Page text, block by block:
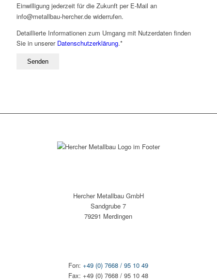
Einwilligung jederzeit für die Zukunft per E-Mail an
info@metallbau-hercher.de widerrufen.
Detaillierte Informationen zum Umgang mit Nutzerdaten finden
Sie in unserer Datenschutzerklärung.*
Hercher Metallbau GmbH
Sandgrube 7
79291 Merdingen
Fon:+49 (0) 7668 / 95 10 49
Fax: +49 (0) 7668 / 95 10 48